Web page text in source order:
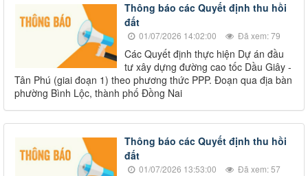
Thông báo các Quyết định thu hồi
đất
01/07/2026 14:02:00 Đã xem: 79
Các Quyết định thực hiện Dự án đầu
tư xây dựng đường cao tốc Dầu Giây -
Tân Phú (giai đoạn 1) theo phương thức PPP. Đoạn qua địa bàn
phường Bình Lộc, thành phố Đồng Nai
Thông báo các Quyết định thu hồi
đất
01/07/2026 13:53:00 Đã xem: 57